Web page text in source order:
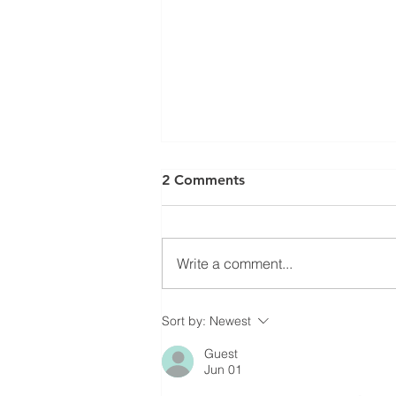
ISO 27001 for ITAD and
Companies: the
Certification Gap Most
2 Comments
Write a comment...
Sort by: Newest
Guest
Jun 01